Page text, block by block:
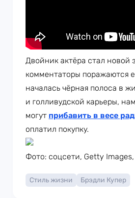
Двойник актёра стал новой
комментаторы поражаются
началась чёрная полоса в
и голливудской карьеры,
могут прибавить в весе
оплатил покупку.
Фото: соцсети, Getty
Стиль жизни Брэдли Купер